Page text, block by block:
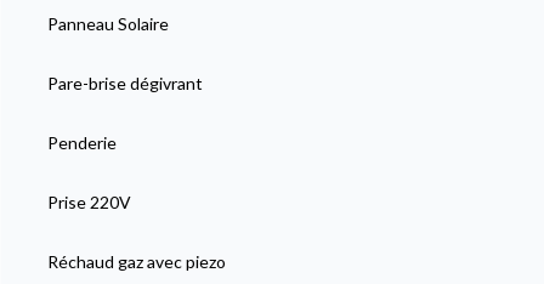
Panneau Solaire
Pare-brise dégivrant
Penderie
Prise 220V
Réchaud gaz avec piezo